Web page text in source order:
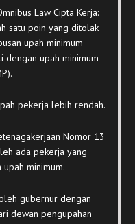
Law Cipta Kerja:
satu poin yang ditolak
upah minimum
dengan upah minimum
pekerja lebih rendah.
Nomor 13
ada pekerja yang
minimum.
gubernur dengan
dewan pengupahan